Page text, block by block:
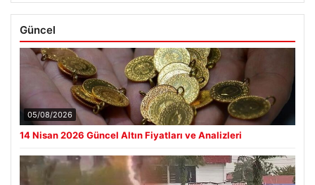
Güncel
05/08/2026
14 Nisan 2026 Güncel Altın Fiyatları ve Analizleri